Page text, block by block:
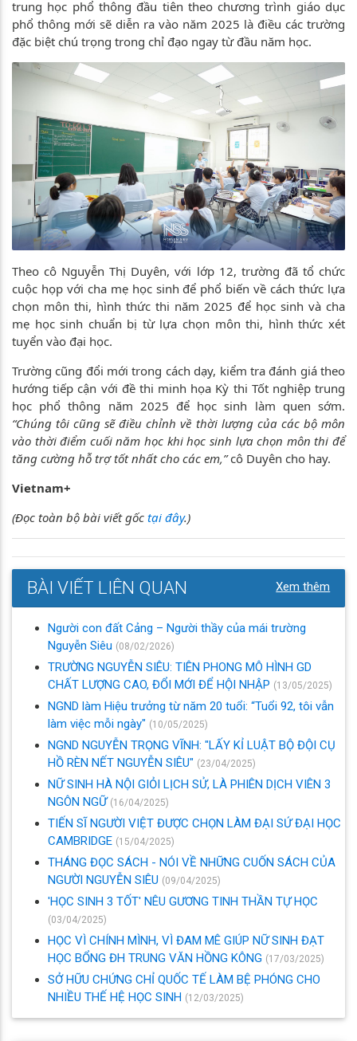
trung học phổ thông đầu tiên theo chương trình giáo dục
phổ thông mới sẽ diễn ra vào năm 2025 là điều các trường
đặc biệt chú trọng trong chỉ đạo ngay từ đầu năm học.
Theo cô Nguyễn Thị Duyên, với lớp 12, trường đã tổ chức
cuộc họp với cha mẹ học sinh để phổ biến về cách thức lựa
chọn môn thi, hình thức thi năm 2025 để học sinh và cha
mẹ học sinh chuẩn bị từ lựa chọn môn thi, hình thức xét
tuyển vào đại học.
Trường cũng đổi mới trong cách dạy, kiểm tra đánh giá theo
hướng tiếp cận với đề thi minh họa Kỳ thi Tốt nghiệp trung
học phổ thông năm 2025 để học sinh làm quen sớm.
“Chúng tôi cũng sẽ điều chỉnh về thời lượng của các bộ môn
vào thời điểm cuối năm học khi học sinh lựa chọn môn thi để
tăng cường hỗ trợ tốt nhất cho các em,”cô Duyên cho hay.
Vietnam+
(Đọc toàn bộ bài viết gốc tại đây.)
BÀI VIẾT LIÊN QUAN Xem thêm
Người con đất Cảng – Người thầy của mái trường
Nguyễn Siêu (08/02/2026)
TRƯỜNG NGUYỄN SIÊU: TIÊN PHONG MÔ HÌNH GD
CHẤT LƯỢNG CAO, ĐỔI MỚI ĐỂ HỘI NHẬP (13/05/2025)
NGND làm Hiệu trưởng từ năm 20 tuổi: “Tuổi 92, tôi vẫn
làm việc mỗi ngày" (10/05/2025)
NGND NGUYỄN TRỌNG VĨNH: "LẤY KỈ LUẬT BỘ ĐỘI CỤ
HỒ RÈN NẾT NGUYỄN SIÊU" (23/04/2025)
NỮ SINH HÀ NỘI GIỎI LỊCH SỬ, LÀ PHIÊN DỊCH VIÊN 3
NGÔN NGỮ (16/04/2025)
TIẾN SĨ NGƯỜI VIỆT ĐƯỢC CHỌN LÀM ĐẠI SỨ ĐẠI HỌC
CAMBRIDGE (15/04/2025)
THÁNG ĐỌC SÁCH - NÓI VỀ NHỮNG CUỐN SÁCH CỦA
NGƯỜI NGUYỄN SIÊU (09/04/2025)
'HỌC SINH 3 TỐT' NÊU GƯƠNG TINH THẦN TỰ HỌC
(03/04/2025)
HỌC VÌ CHÍNH MÌNH, VÌ ĐAM MÊ GIÚP NỮ SINH ĐẠT
HỌC BỔNG ĐH TRUNG VĂN HỒNG KÔNG (17/03/2025)
SỞ HỮU CHỨNG CHỈ QUỐC TẾ LÀM BỆ PHÓNG CHO
NHIỀU THẾ HỆ HỌC SINH (12/03/2025)